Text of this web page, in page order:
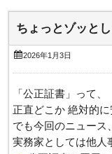
ちょっとゾッと
2026年1月3日
「公正証書」って、
正直どこか 絶対的
でも今回のニュース、
実務家としては他人